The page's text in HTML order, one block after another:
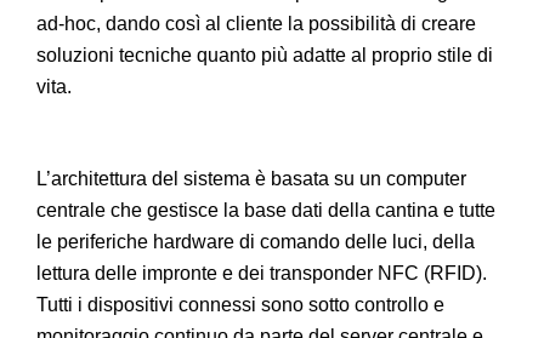
ad-hoc, dando così al cliente la possibilità di creare
soluzioni tecniche quanto più adatte al proprio stile di
vita.
L’architettura del sistema è basata su un computer
centrale che gestisce la base dati della cantina e tutte
le periferiche hardware di comando delle luci, della
lettura delle impronte e dei transponder NFC (RFID).
Tutti i dispositivi connessi sono sotto controllo e